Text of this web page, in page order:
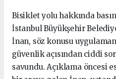
Bisiklet yolu hakkında
İstanbul Büyükşehir
İnan, söz konusu
güvenlik açısından ciddi
savundu. Açıklama öncesi